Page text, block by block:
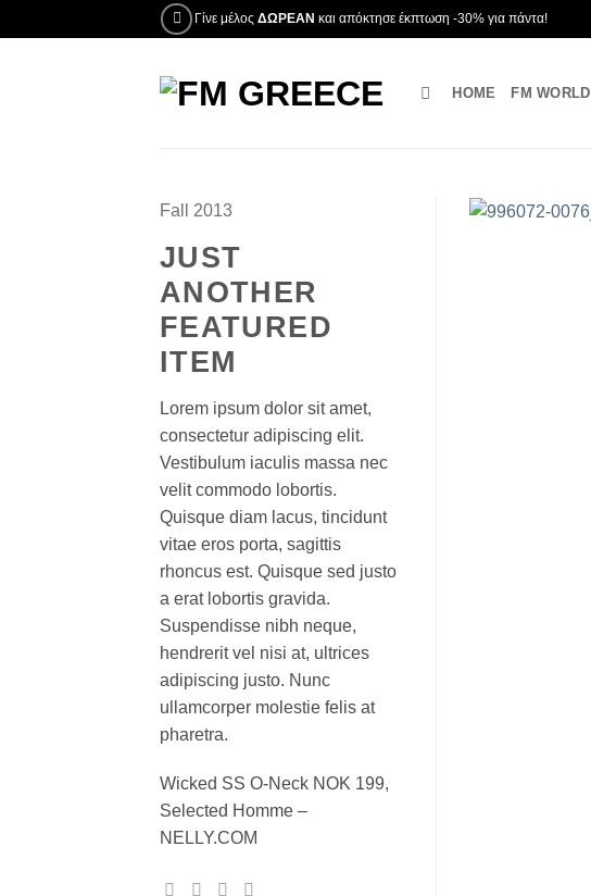
στο
Γίνε μέλος ΔΩΡΕΑΝ και απόκτησε έκπτωση -30% για πάντα!
HOME FM WORLD
Fall 2013
JUST
ANOTHER
FEATURED
ITEM
Lorem ipsum dolor sit amet,
consectetur adipiscing elit.
Vestibulum iaculis massa nec
velit commodo lobortis.
Quisque diam lacus, tincidunt
vitae eros porta, sagittis
rhoncus est. Quisque sed justo
a erat lobortis gravida.
Suspendisse nibh neque,
hendrerit vel nisi at, ultrices
adipiscing justo. Nunc
ullamcorper molestie felis at
pharetra.
Wicked SS O-Neck NOK 199,
Selected Homme –
NELLY.COM